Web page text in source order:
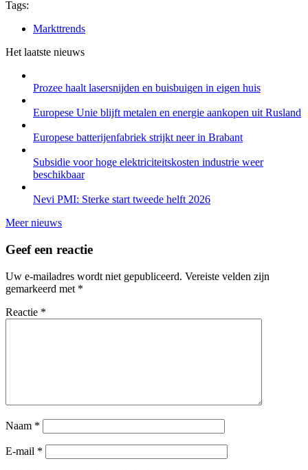
Tags:
Markttrends
Het laatste nieuws
Prozee haalt lasersnijden en buisbuigen in eigen huis
Europese Unie blijft metalen en energie aankopen uit Rusland
Europese batterijenfabriek strijkt neer in Brabant
Subsidie voor hoge elektriciteitskosten industrie weer
beschikbaar
Nevi PMI: Sterke start tweede helft 2026
Meer nieuws
Geef een reactie
Uw e-mailadres wordt niet gepubliceerd. Vereiste velden zijn
gemarkeerd met *
Reactie *
Naam *
E-mail *